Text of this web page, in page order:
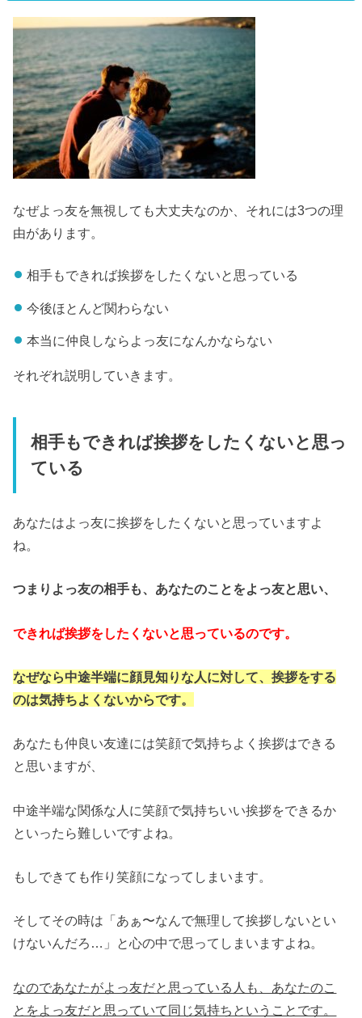
なぜよっ友を無視しても大丈夫なのか、それには3つの理
由があります。
相手もできれば挨拶をしたくないと思っている
今後ほとんど関わらない
本当に仲良しならよっ友になんかならない
それぞれ説明していきます。
相手もできれば挨拶をしたくないと思っ
ている
あなたはよっ友に挨拶をしたくないと思っていますよ
ね。
つまりよっ友の相手も、あなたのことをよっ友と思い、
できれば挨拶をしたくないと思っているのです。
なぜなら中途半端に顔見知りな人に対して、挨拶をする
のは気持ちよくないからです。
あなたも仲良い友達には笑顔で気持ちよく挨拶はできる
と思いますが、
中途半端な関係な人に笑顔で気持ちいい挨拶をできるか
といったら難しいですよね。
もしできても作り笑顔になってしまいます。
そしてその時は「あぁ〜なんで無理して挨拶しないとい
けないんだろ…」と心の中で思ってしまいますよね。
なのであなたがよっ友だと思っている人も、あなたのこ
とをよっ友だと思っていて同じ気持ちということです。